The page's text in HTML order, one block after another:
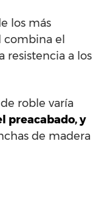
los más
combina el
resistencia a los
roble varía
preacabado, y
de madera